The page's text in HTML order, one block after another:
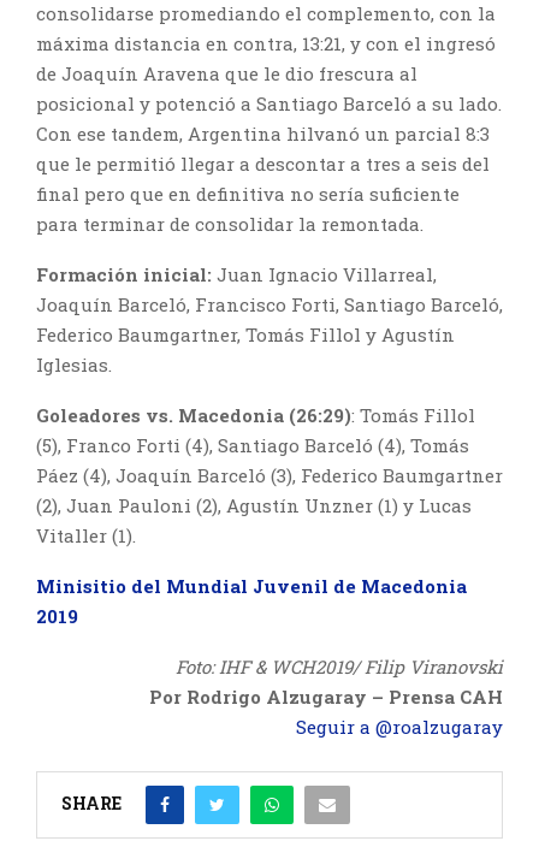
consolidarse promediando el complemento, con la
máxima distancia en contra, 13:21, y con el ingresó
de Joaquín Aravena que le dio frescura al
posicional y potenció a Santiago Barceló a su lado.
Con ese tandem, Argentina hilvanó un parcial 8:3
que le permitió llegar a descontar a tres a seis del
final pero que en definitiva no sería suficiente
para terminar de consolidar la remontada.
Formación inicial: Juan Ignacio Villarreal,
Joaquín Barceló, Francisco Forti, Santiago Barceló,
Federico Baumgartner, Tomás Fillol y Agustín
Iglesias.
Goleadores vs. Macedonia (26:29): Tomás Fillol
(5), Franco Forti (4), Santiago Barceló (4), Tomás
Páez (4), Joaquín Barceló (3), Federico Baumgartner
(2), Juan Pauloni (2), Agustín Unzner (1) y Lucas
Vitaller (1).
Minisitio del Mundial Juvenil de Macedonia
2019
Foto: IHF & WCH2019/ Filip Viranovski
Por Rodrigo Alzugaray – Prensa CAH
Seguir a @roalzugaray
SHARE